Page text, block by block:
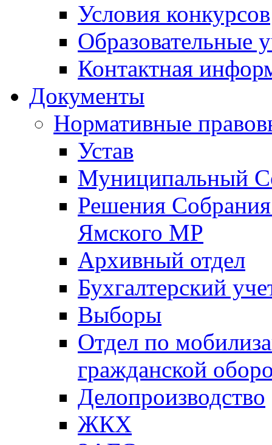
Условия конкурсов
Образовательные
Контактная
Документы
Нормативные
Устав
Муниципальный
Решения
Ямского МР
Архивный отдел
Бухгалтерский
Выборы
Отдел по
гражданской
Делопроизводство
ЖКХ